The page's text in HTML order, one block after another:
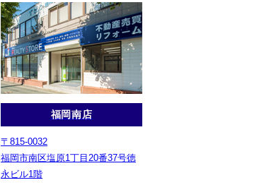
福岡南店
〒815-0032
福岡市南区塩原1丁目20番37号徳
永ビル1階